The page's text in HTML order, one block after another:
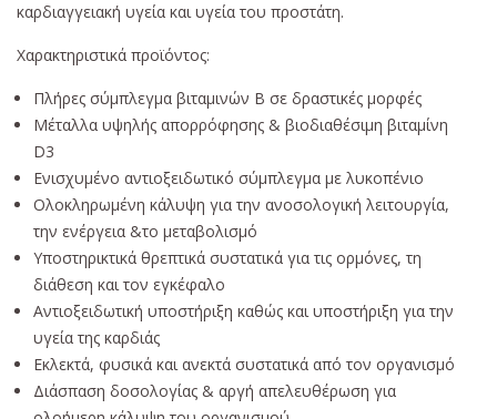
καρδιαγγειακή υγεία και υγεία του προστάτη.
Χαρακτηριστικά προϊόντος:
Πλήρες σύμπλεγμα βιταμινών Β σε δραστικές μορφές
Μέταλλα υψηλής απορρόφησης & βιοδιαθέσιμη βιταμίνη
D3
Ενισχυμένο αντιοξειδωτικό σύμπλεγμα με λυκοπένιο
Ολοκληρωμένη κάλυψη για την ανοσολογική λειτουργία,
την ενέργεια &το μεταβολισμό
Υποστηρικτικά θρεπτικά συστατικά για τις ορμόνες, τη
διάθεση και τον εγκέφαλο
Αντιοξειδωτική υποστήριξη καθώς και υποστήριξη για την
υγεία της καρδιάς
Εκλεκτά, φυσικά και ανεκτά συστατικά από τον οργανισμό
Διάσπαση δοσολογίας & αργή απελευθέρωση για